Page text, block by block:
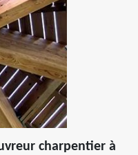
charpentier à